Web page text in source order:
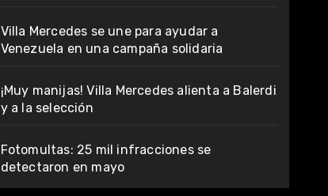
Villa Mercedes se une para ayudar a
Venezuela en una campaña solidaria
¡Muy manijas! Villa Mercedes alienta a Balerdi
y a la selección
Fotomultas: 25 mil infracciones se
detectaron en mayo